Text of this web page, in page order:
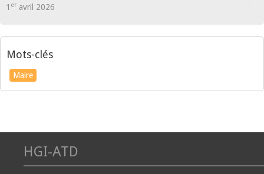
1 er avril 2026
Mots-clés
Maire
HGI-ATD